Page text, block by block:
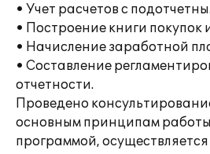
• Учет расчетов с
• Построение книги покупок
• Начисление заработной
• Составление
отчетности.
Проведено
основным принципам
программой,